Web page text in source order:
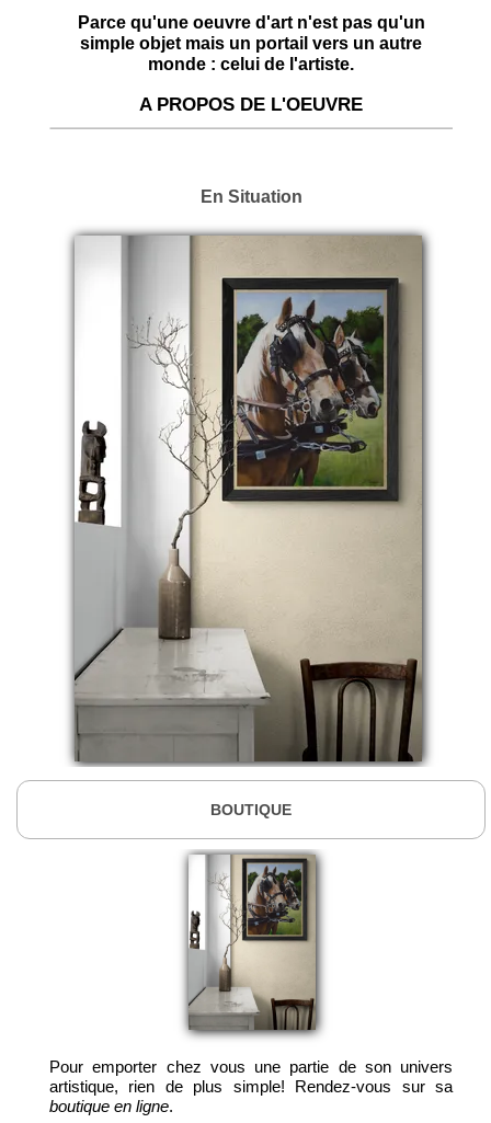
Parce qu'une oeuvre d'art n'est pas qu'un
simple objet mais un portail vers un autre
monde : celui de l'artiste.
A PROPOS DE L'OEUVRE
En Situation
BOUTIQUE
Pour emporter chez vous une partie de son univers
artistique, rien de plus simple! Rendez-vous sur sa
boutique en ligne.